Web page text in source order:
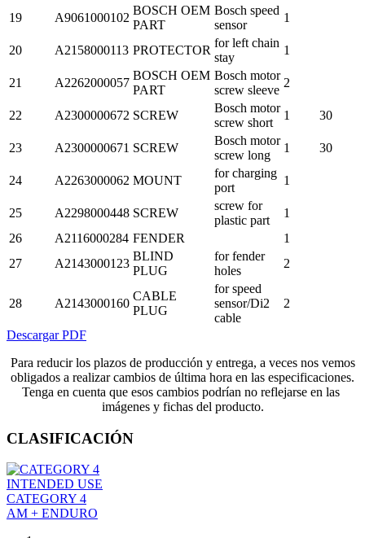
19 A9061000102
BOSCH OEM
PART
Bosch speed
sensor
1
20 A2158000113 PROTECTOR
for left chain
stay
1
21 A2262000057
BOSCH OEM
PART
Bosch motor
screw sleeve
2
22 A2300000672 SCREW
Bosch motor
screw short
1 30
23 A2300000671 SCREW
Bosch motor
screw long
1 30
24 A2263000062 MOUNT
for charging
port
1
25 A2298000448 SCREW
screw for
plastic part
1
26
A2116000284 FENDER
1
27
A2143000123
BLIND
PLUG
for fender
holes
2
28 A2143000160
CABLE
PLUG
for speed
sensor/Di2
cable
2
Descargar PDF
Para reducir los plazos de producción y entrega, a veces nos vemos
obligados a realizar cambios de última hora en las especificaciones.
Tenga en cuenta que esos cambios podrían no reflejarse en las
imágenes y fichas del producto.
CLASIFICACIÓN
INTENDED USE
CATEGORY 4
AM + ENDURO